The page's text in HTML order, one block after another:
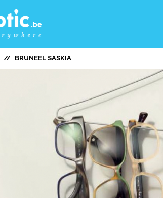
BRUNEEL SASKIA